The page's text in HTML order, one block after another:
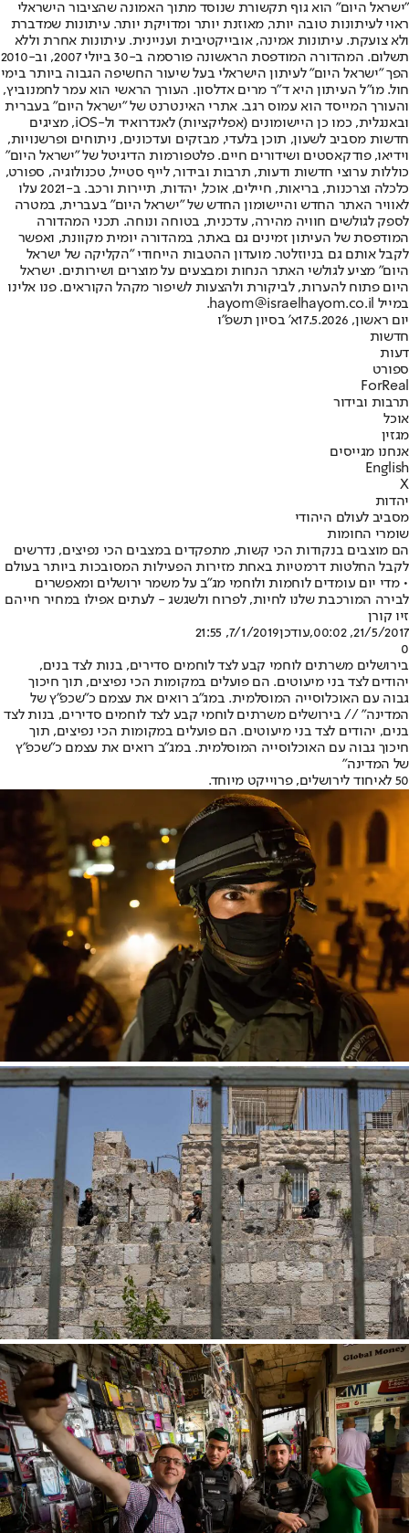
"ישראל היום" הוא גוף תקשורת שנוסד מתוך האמונה שהציבור הישראלי
ראוי לעיתונות טובה יותר, מאוזנת יותר ומדויקת יותר. עיתונות שמדברת
ולא צועקת. עיתונות אמינה, אובייקטיבית ועניינית. עיתונות אחרת וללא
תשלום. המהדורה המודפסת הראשונה פורסמה ב-30 ביולי 2007, וב-2010
הפך "ישראל היום" לעיתון הישראלי בעל שיעור החשיפה הגבוה ביותר בימי
חול. מו"ל העיתון היא ד"ר מרים אדלסון. העורך הראשי הוא עמר לחמנוביץ,
והעורך המייסד הוא עמוס רגב. אתרי האינטרנט של "ישראל היום" בעברית
ובאנגלית, כמו כן היישומונים (אפליקציות) לאנדרואיד ול-iOS, מציגים
חדשות מסביב לשעון, תוכן בלעדי, מבזקים ועדכונים, ניתוחים ופרשנויות,
וידיאו, פודקאסטים ושידורים חיים. פלטפורמות הדיגיטל של "ישראל היום"
כוללות ערוצי חדשות ודעות, תרבות ובידור, לייף סטייל, טכנולוגיה, ספורט,
כלכלה וצרכנות, בריאות, חיילים, אוכל, יהדות, תיירות ורכב. ב-2021 עלו
לאוויר האתר החדש והיישומון החדש של "ישראל היום" בעברית, במטרה
לספק לגולשים חוויה מהירה, עדכנית, בטוחה ונוחה. תכני המהדורה
המודפסת של העיתון זמינים גם באתר, במהדורה יומית מקוונת, ואפשר
לקבל אותם גם בניוזלטר. מועדון ההטבות הייחודי "הקליקה של ישראל
היום" מציע לגולשי האתר הנחות ומבצעים על מוצרים ושירותים. ישראל
היום פתוח להערות, לביקורת ולהצעות לשיפור מקהל הקוראים. פנו אלינו
במייל hayom@israelhayom.co.il.
יום ראשון, 17.5.2026
א' בסיון תשפ"ו
חדשות
דעות
ספורט
ForReal
תרבות ובידור
אוכל
מגזין
אנחנו מגייסים
English
X
יהדות
מסביב לעולם היהודי
שומרי החומות
הם מוצבים בנקודות הכי קשות, מתפקדים במצבים הכי נפיצים, נדרשים
לקבל החלטות דרמטיות באחת מזירות הפעילות המסובכות ביותר בעולם
• מדי יום עומדים לוחמות ולוחמי מג"ב על משמר ירושלים ומאפשרים
לבירה המורכבת שלנו לחיות, לפרוח ולשגשג - לעתים אפילו במחיר חייהם
זיו קורן
21/5/2017, 00:02
,עודכן7/1/2019, 21:55
0
בירושלים משרתים לוחמי קבע לצד לוחמים סדירים, בנות לצד בנים,
יהודים לצד בני מיעוטים. הם פועלים במקומות הכי נפיצים, תוך חיכוך
גבוה עם האוכלוסייה המוסלמית. במג"ב רואים את עצמם כ"שכפ"ץ של
המדינה" // בירושלים משרתים לוחמי קבע לצד לוחמים סדירים, בנות לצד
בנים, יהודים לצד בני מיעוטים. הם פועלים במקומות הכי נפיצים, תוך
חיכוך גבוה עם האוכלוסייה המוסלמית. במג"ב רואים את עצמם כ"שכפ"ץ
של המדינה"
50 לאיחוד לירושלים, פרוייקט מיוחד.